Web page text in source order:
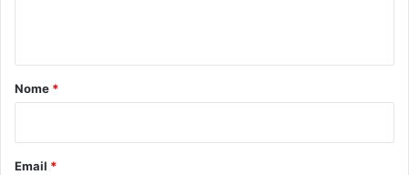
o
Nome *
Email *